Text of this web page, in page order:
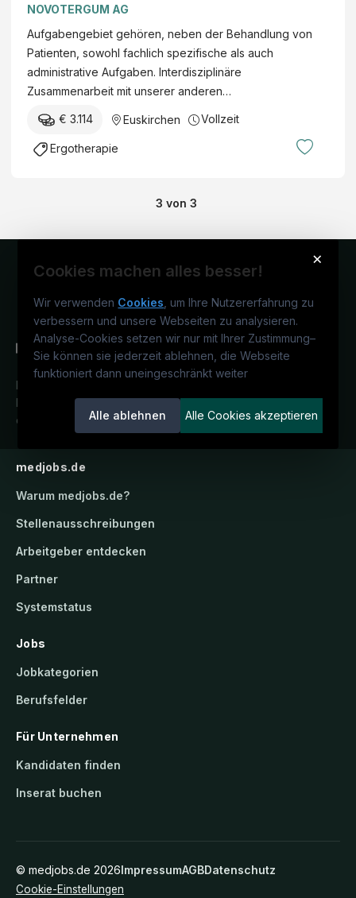
NOVOTERGUM AG
Aufgabengebiet gehören, neben der Behandlung von
Patienten, sowohl fachlich spezifische als auch
administrative Aufgaben. Interdisziplinäre
Zusammenarbeit mit unserer anderen…
€ 3.114 Euskirchen Vollzeit
Ergotherapie
3 von 3
×
Cookies machen alles besser!
Wir verwenden Cookies , um Ihre Nutzererfahrung zu
verbessern und unsere Webseiten zu analysieren.
Analyse-Cookies setzen wir nur mit Ihrer Zustimmung–
Sie können sie jederzeit ablehnen, die Webseite
funktioniert dann uneingeschränkt weiter
Alle ablehnen Alle Cookies akzeptieren
Deutschlands medizinisches
Karriereportal.Ein Service der
candidatis GmbH.
medjobs.de
Warum medjobs.de?
Stellenausschreibungen
Arbeitgeber entdecken
Partner
Systemstatus
Jobs
Jobkategorien
Berufsfelder
Für Unternehmen
Kandidaten finden
Inserat buchen
© medjobs.de 2026ImpressumAGBDatenschutz
Cookie-Einstellungen